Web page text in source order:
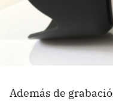
Además de